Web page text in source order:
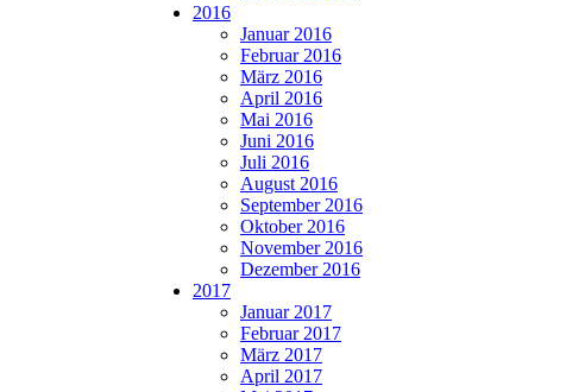
2016
Januar 2016
Februar 2016
März 2016
April 2016
Mai 2016
Juni 2016
Juli 2016
August 2016
September 2016
Oktober 2016
November 2016
Dezember 2016
2017
Januar 2017
Februar 2017
März 2017
April 2017